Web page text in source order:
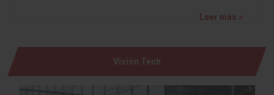
Leer más »
Visión Tech